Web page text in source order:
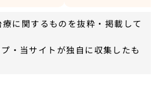
に関するものを抜粋・掲載して
・当サイトが独自に収集したも